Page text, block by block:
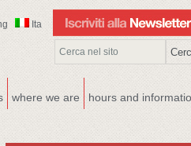
Ita
where we are hours and